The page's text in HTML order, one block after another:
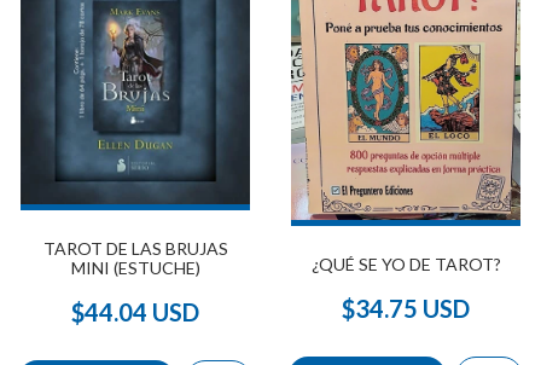
TAROT DE LAS BRUJAS
MINI (ESTUCHE)
$44.04 USD
¿QUÉ SE YO DE TAROT?
$34.75 USD